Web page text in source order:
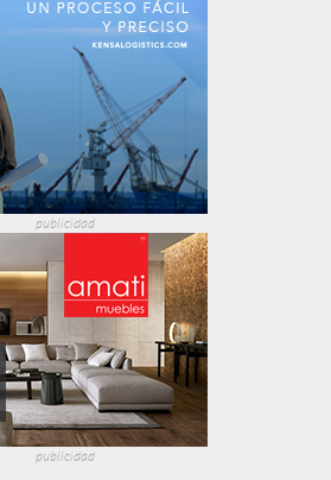
publicidad
publicidad